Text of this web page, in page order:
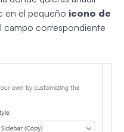
en el pequeño icono de
campo correspondiente